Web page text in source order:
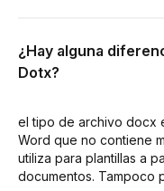
¿Hay alguna
Dotx?
el tipo de archivo docx
Word que no contiene
utiliza para plantillas a
documentos. Tampoco